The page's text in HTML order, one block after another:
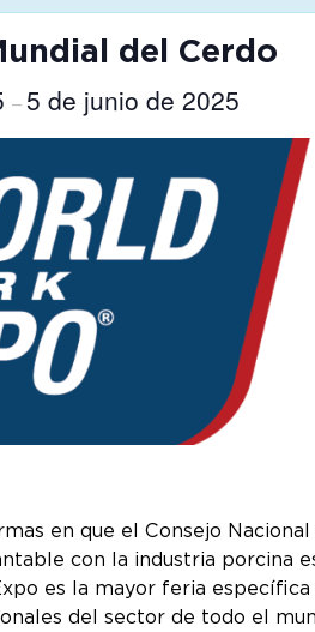
del Cerdo
– 5 de junio de 2025
en que el Consejo
con la industria porcina
es la mayor feria
del sector de todo el